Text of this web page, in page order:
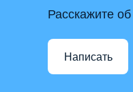
Расскажите
Написать